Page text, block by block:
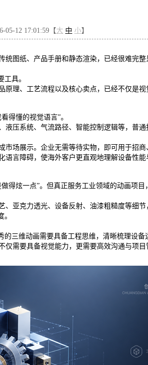
05-12 17:01:59【大 中 小】
图纸、产品手册和静态渲染，已经很难完
具。
理、工艺流程以及核心卖点，已经不仅是视
得懂的视觉语言”。
压系统、气流路径、智能控制逻辑等，普
场展示。企业无需等待实物，即可用于招
言障碍，使海外客户更直观地理解设备性能
得炫一点”。但真正服务工业领域的动画项目
亚克力透光、设备反射、油漆粗糙度等细节
三维动画需要具备工程思维，清晰梳理设
需要具备视觉能力，更需要高效沟通与项目